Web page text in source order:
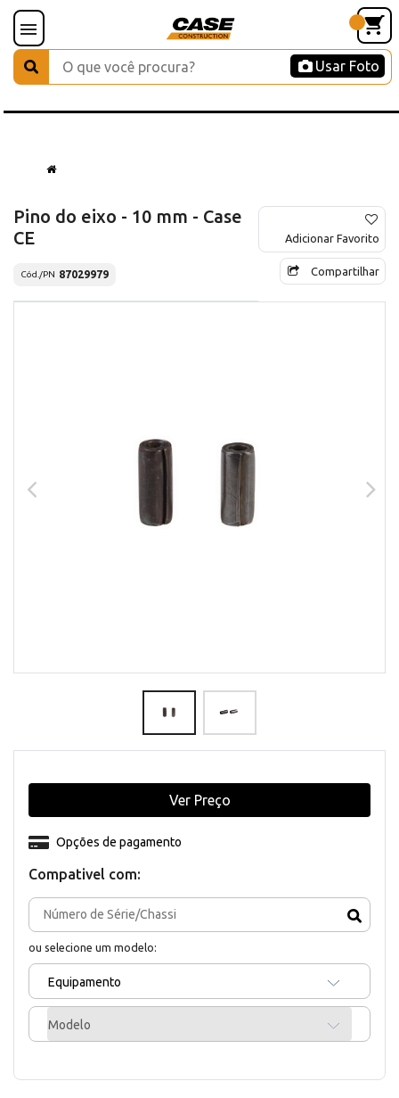
Usar Foto
Pino do eixo - 10 mm - Case
CE
Cód./PN 87029979
Adicionar Favorito
Compartilhar
Compativel com:
ou selecione um modelo:
Equipamento
Modelo
Opções de pagamento
Ver Preço